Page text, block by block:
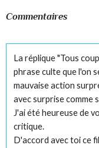
Commentaires
La réplique "Tous
phrase culte que l'on
mauvaise action
avec surprise comme
J'ai été heureuse de
critique.
D'accord avec toi ce